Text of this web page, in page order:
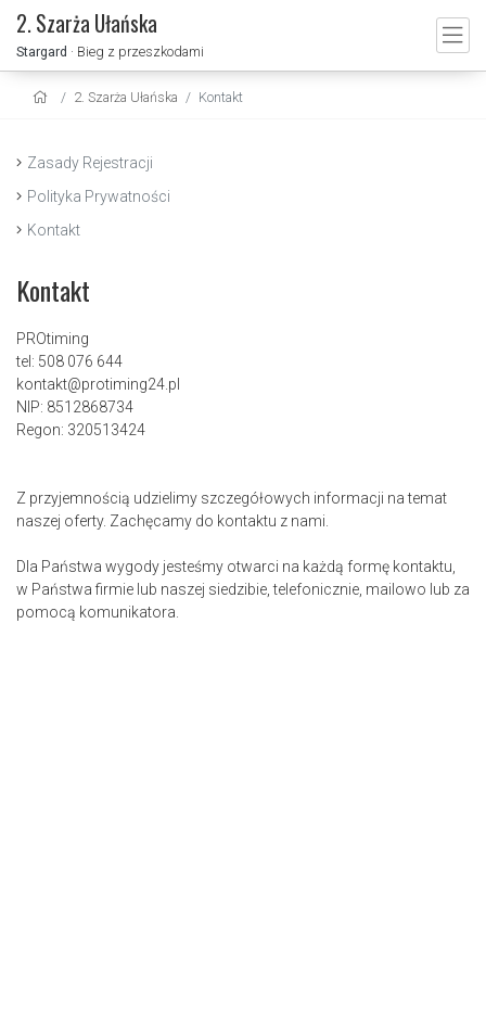
2. Szarża Ułańska
Stargard · Bieg z przeszkodami
2. Szarża Ułańska Kontakt
Zasady Rejestracji
Polityka Prywatności
Kontakt
Kontakt
PROtiming
tel: 508 076 644
kontakt@protiming24.pl
NIP: 8512868734
Regon: 320513424
Z przyjemnością udzielimy szczegółowych informacji na temat
naszej oferty. Zachęcamy do kontaktu z nami.
Dla Państwa wygody jesteśmy otwarci na każdą formę kontaktu,
w Państwa firmie lub naszej siedzibie, telefonicznie, mailowo lub za
pomocą komunikatora.